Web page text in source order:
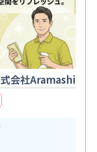
会社Aramashi